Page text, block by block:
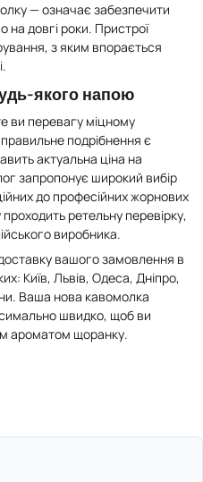
— означає забезпечити
на довгі роки. Пристрої
з яким впорається
якого напою
ви перевагу міцному
подрібнення є
актуальна ціна на
запропонує широкий вибір
до професійних жорнових
ретельну перевірку,
виробника.
вашого замовлення в
Київ, Львів, Одеса, Дніпро,
Ваша нова кавомолка
швидко, щоб ви
ароматом щоранку.